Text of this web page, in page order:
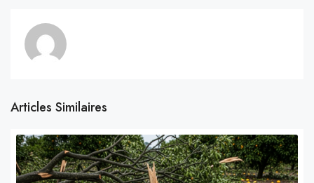
Articles Similaires